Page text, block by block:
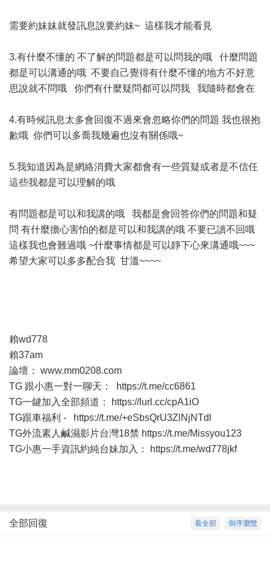
需要約妹妹就發訊息說要約妹~ 這樣我才能看見
3.有什麼不懂的 不了解的問題都是可以問我的哦 什麼問題
都是可以溝通的哦 不要自己覺得有什麼不懂的地方不好意
思說就不問哦 你們有什麼疑問都可以問我 我隨時都會在
4.有時候訊息太多會回復不過來會忽略你們的問題 我也很抱
歉哦 你們可以多喬我幾遍也沒有關係哦~
5.我知道因為是網絡消費大家都會有一些質疑或者是不信任
這些我都是可以理解的哦
有問題都是可以和我講的哦 我都是會回答你們的問題和疑
問 有什麼擔心害怕的都是可以和我講的哦 不要已讀不回哦
這樣我也會難過哦 ~什麼事情都是可以靜下心來溝通哦~~~
希望大家可以多多配合我 甘溫~~~~
賴wd778
賴37am
論壇： www.mm0208.com
TG 跟小惠一對一聊天：
https://t.me/cc6861
TG一鍵加入全部頻道：
https://lurl.cc/cpA1iO
TG跟車福利 -
https://t.me/+eSbsQrU3ZlNjNTdl
TG外流素人鹹濕影片台灣18禁 https://t.me/Missyou123
TG小惠一手資訊約純台妹加入：
https://t.me/wd778jkf
倒序瀏覽
看全部
全部回復